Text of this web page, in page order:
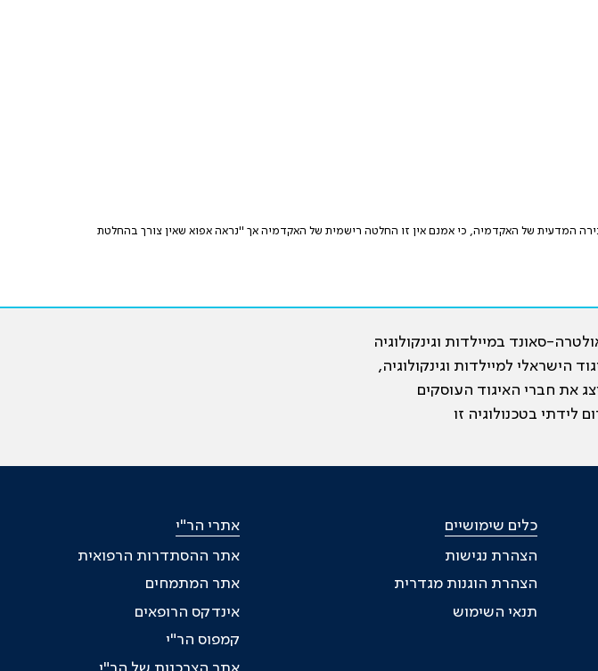
המדעית של האקדמיה, כי אמנם אין זו החלטה רישמית של האקדמיה אך "נראה אפוא שאין צורך בהחלטת
סאונד במיילדות וגינקולוגיה
הישראלי למיילדות וגינקולוגיה,
את חברי האיגוד העוסקים
לידתי בטכנולוגיה זו
כלים שימושיים
הצהרת נגישות
הצהרת הוגנות מגדרית
תנאי השימוש
אתרי הר"י
אתר ההסתדרות הרפואית
אתר המתמחים
אינדקס הרופאים
קמפוס הר"י